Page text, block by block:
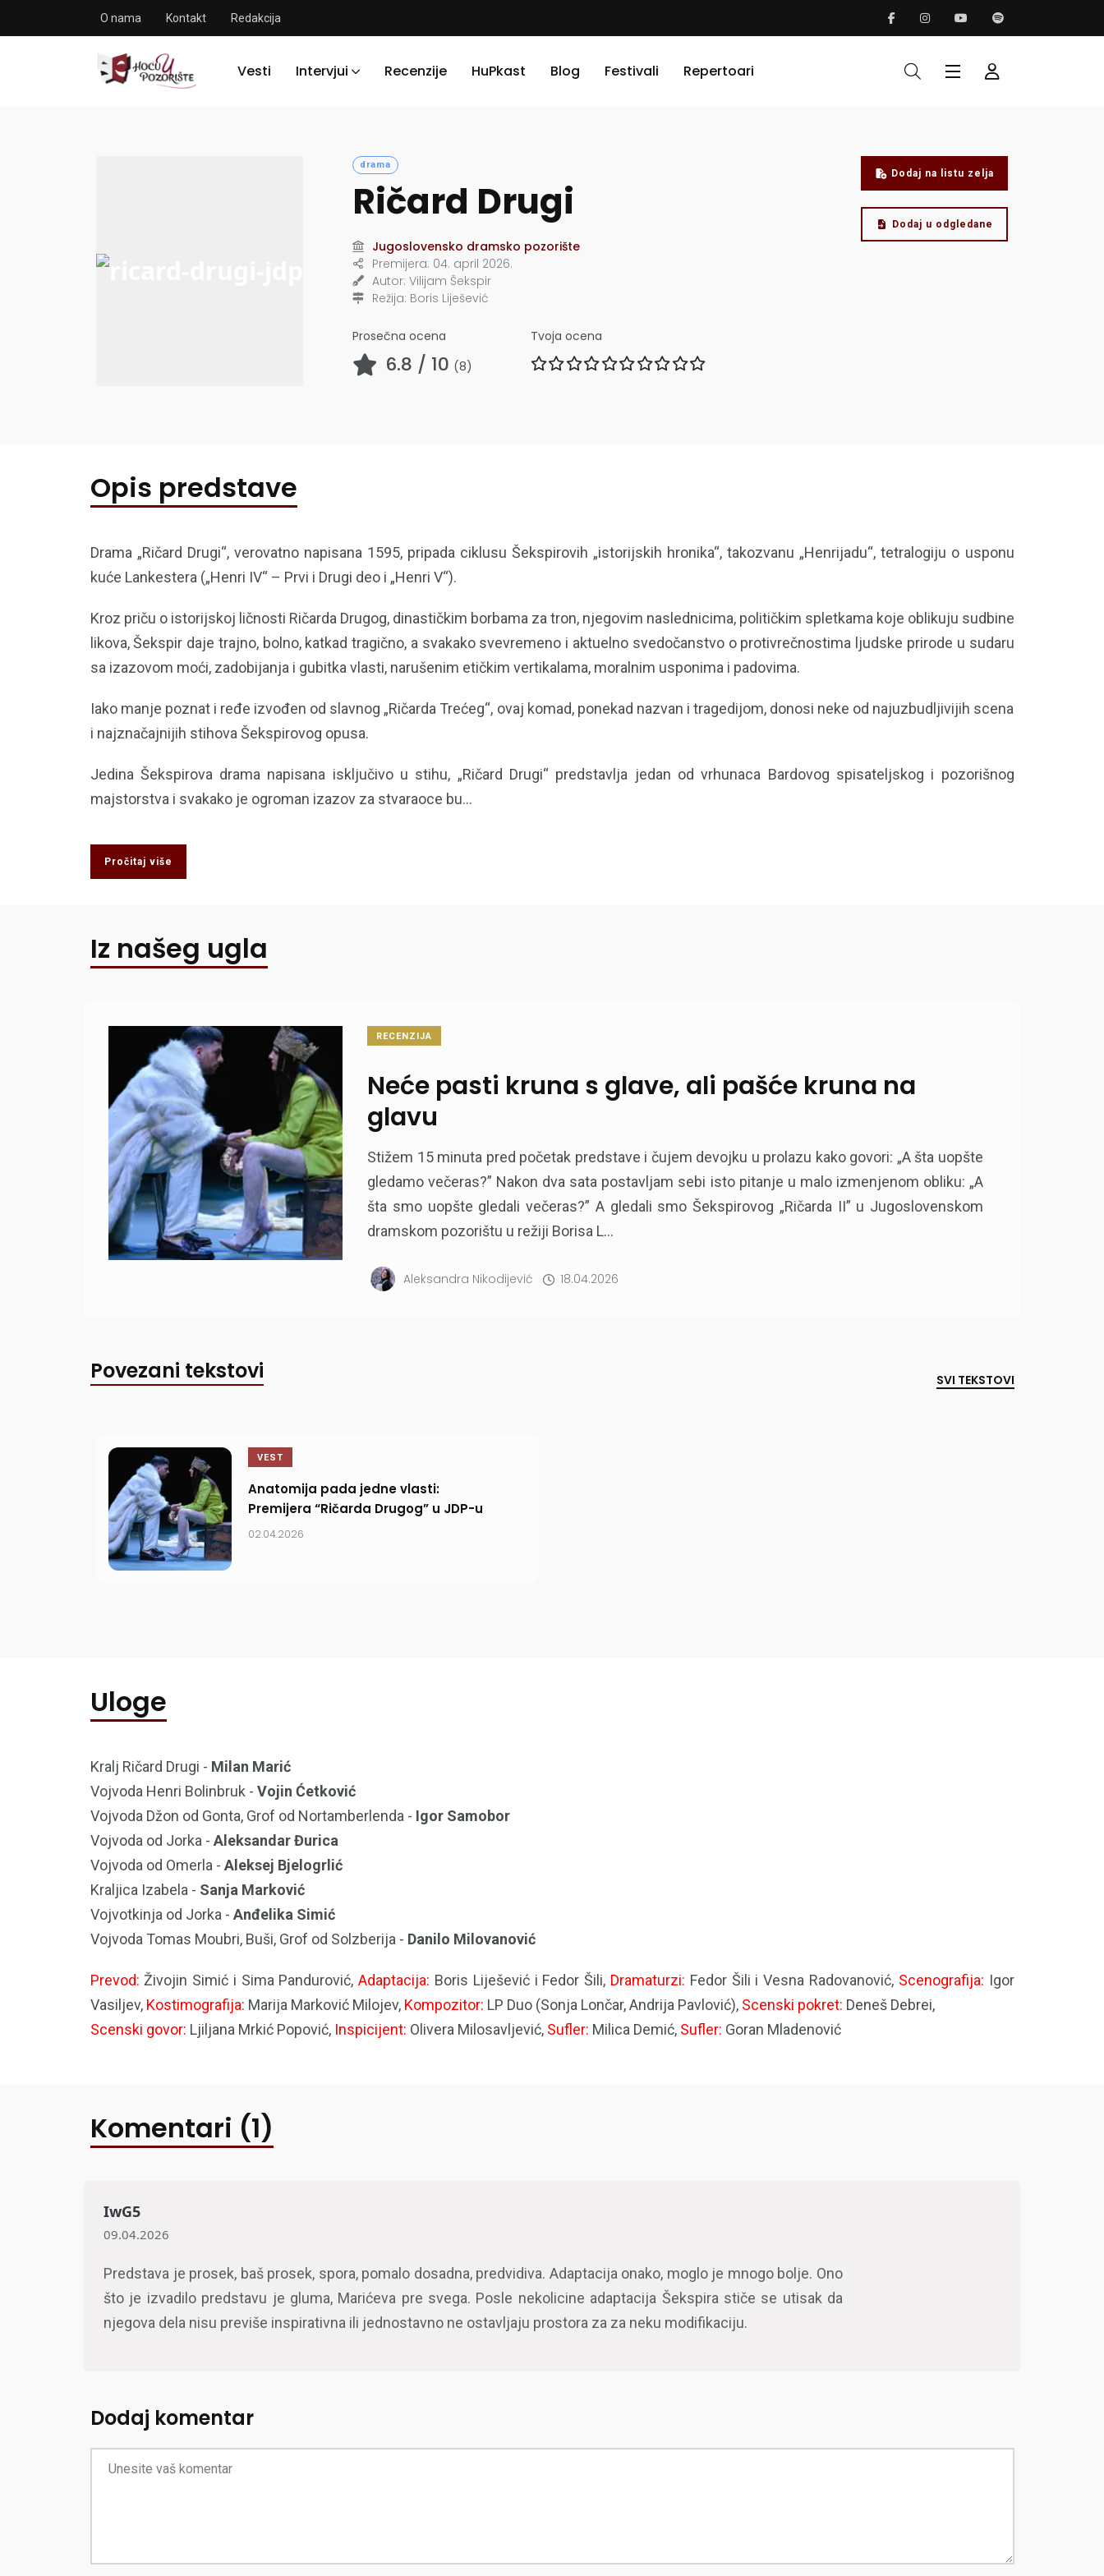
O nama Kontakt Redakcija
Vesti Intervjui Recenzije HuPkast Blog Festivali Repertoari
drama
Ričard Drugi
Jugoslovensko dramsko pozorište
Premijera: 04. april 2026.
Autor: Vilijam Šekspir
Režija: Boris Liješević
Prosečna ocena
6.8 / 10 (8)
Tvoja ocena
Dodaj na listu zelja
Dodaj u odgledane
Opis predstave
Drama „Ričard Drugi“, verovatno napisana 1595, pripada ciklusu Šekspirovih „istorijskih hronika“, takozvanu „Henrijadu“, tetralogiju o usponu
kuće Lankestera („Henri IV“ – Prvi i Drugi deo i „Henri V“).
Kroz priču o istorijskoj ličnosti Ričarda Drugog, dinastičkim borbama za tron, njegovim naslednicima, političkim spletkama koje oblikuju sudbine
likova, Šekspir daje trajno, bolno, katkad tragično, a svakako svevremeno i aktuelno svedočanstvo o protivrečnostima ljudske prirode u sudaru
sa izazovom moći, zadobijanja i gubitka vlasti, narušenim etičkim vertikalama, moralnim usponima i padovima.
Iako manje poznat i ređe izvođen od slavnog „Ričarda Trećeg“, ovaj komad, ponekad nazvan i tragedijom, donosi neke od najuzbudljivijih scena
i najznačajnijih stihova Šekspirovog opusa.
Jedina Šekspirova drama napisana isključivo u stihu, „Ričard Drugi“ predstavlja jedan od vrhunaca Bardovog spisateljskog i pozorišnog
majstorstva i svakako je ogroman izazov za stvaraoce bu...
Pročitaj više
Iz našeg ugla
RECENZIJA
Neće pasti kruna s glave, ali pašće kruna na
glavu
Stižem 15 minuta pred početak predstave i čujem devojku u prolazu kako govori: „A šta uopšte
gledamo večeras?” Nakon dva sata postavljam sebi isto pitanje u malo izmenjenom obliku: „A
šta smo uopšte gledali večeras?” A gledali smo Šekspirovog „Ričarda II” u Jugoslovenskom
dramskom pozorištu u režiji Borisa L...
Aleksandra Nikodijević 18.04.2026
Povezani tekstovi SVI TEKSTOVI
VEST
Anatomija pada jedne vlasti:
Premijera “Ričarda Drugog” u JDP-u
02.04.2026
Uloge
Kralj Ričard Drugi - Milan Marić
Vojvoda Henri Bolinbruk - Vojin Ćetković
Vojvoda Džon od Gonta, Grof od Nortamberlenda - Igor Samobor
Vojvoda od Jorka - Aleksandar Đurica
Vojvoda od Omerla - Aleksej Bjelogrlić
Kraljica Izabela - Sanja Marković
Vojvotkinja od Jorka - Anđelika Simić
Vojvoda Tomas Moubri, Buši, Grof od Solzberija - Danilo Milovanović
Prevod: Živojin Simić i Sima Pandurović,Adaptacija: Boris Liješević i Fedor Šili, Dramaturzi: Fedor Šili i Vesna Radovanović, Scenografija: Igor
Vasiljev, Kostimografija: Marija Marković Milojev, Kompozitor: LP Duo (Sonja Lončar, Andrija Pavlović), Scenski pokret: Deneš Debrei,
Scenski govor: Ljiljana Mrkić Popović, Inspicijent: Olivera Milosavljević, Sufler: Milica Demić, Sufler: Goran Mladenović
Komentari (1)
IwG5
09.04.2026
Predstava je prosek, baš prosek, spora, pomalo dosadna, predvidiva. Adaptacija onako, moglo je mnogo bolje. Ono
što je izvadilo predstavu je gluma, Marićeva pre svega. Posle nekolicine adaptacija Šekspira stiče se utisak da
njegova dela nisu previše inspirativna ili jednostavno ne ostavljaju prostora za za neku modifikaciju.
Dodaj komentar